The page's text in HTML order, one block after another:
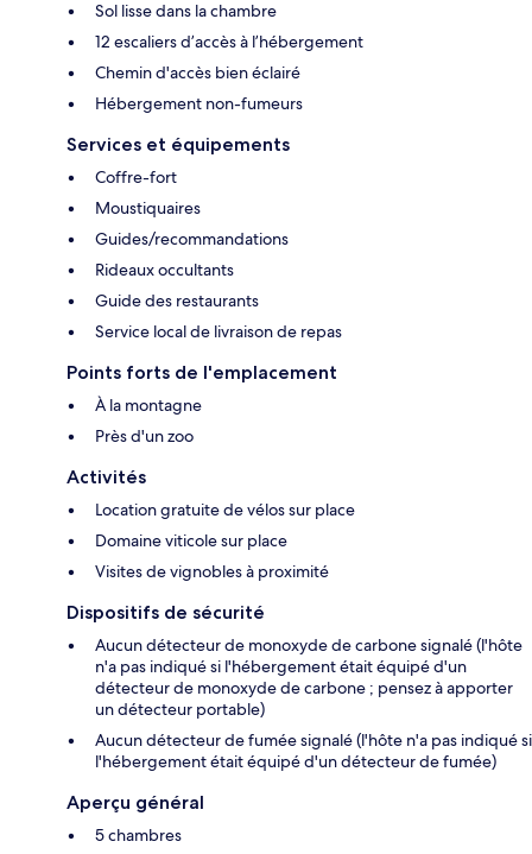
Sol lisse dans la chambre
12 escaliers d’accès à l’hébergement
Chemin d'accès bien éclairé
Hébergement non-fumeurs
Services et équipements
Coffre-fort
Moustiquaires
Guides/recommandations
Rideaux occultants
Guide des restaurants
Service local de livraison de repas
Points forts de l'emplacement
À la montagne
Près d'un zoo
Activités
Location gratuite de vélos sur place
Domaine viticole sur place
Visites de vignobles à proximité
Dispositifs de sécurité
Aucun détecteur de monoxyde de carbone signalé (l'hôte
n'a pas indiqué si l'hébergement était équipé d'un
détecteur de monoxyde de carbone ; pensez à apporter
un détecteur portable)
Aucun détecteur de fumée signalé (l'hôte n'a pas indiqué si
l'hébergement était équipé d'un détecteur de fumée)
Aperçu général
5 chambres